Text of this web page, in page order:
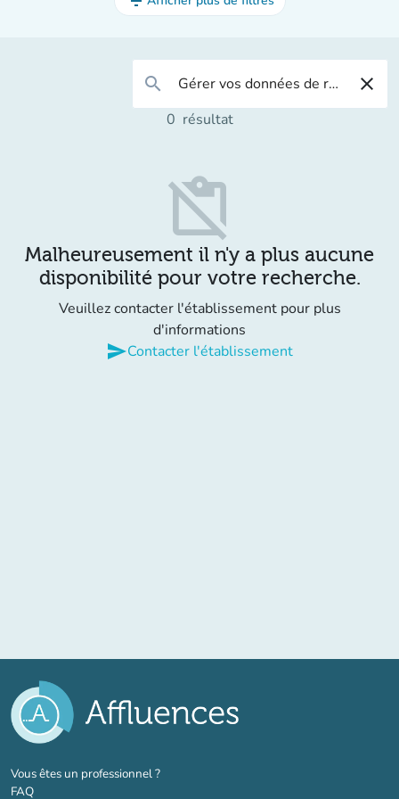
search close
0 résultat
content_paste_off
Malheureusement il n'y a plus aucune
disponibilité pour votre recherche.
Veuillez contacter l'établissement pour plus
d'informations
sendContacter l'établissement
Vous êtes un professionnel ?(nouvel onglet)
FAQ